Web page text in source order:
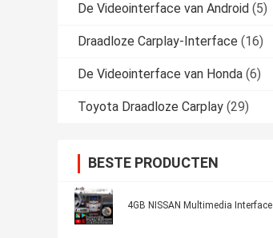
De Videointerface van Android (5)
Draadloze Carplay-Interface (16)
De Videointerface van Honda (6)
Toyota Draadloze Carplay (29)
BESTE PRODUCTEN
4GB NISSAN Multimedia Interface